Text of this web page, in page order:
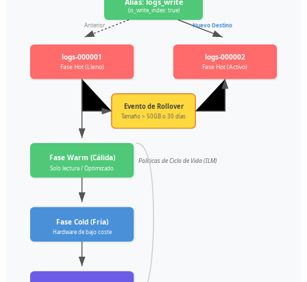
(is_write_index: true)
Anterior Nuevo Destino
logs-000001
Fase Hot (Lleno)
logs-000002
Fase Hot (Activo)
Evento de Rollover
Tamaño > 50GB o 30 días
Fase Warm (Cálida)
Solo lectura / Optimizado
Fase Cold (Fría)
Hardware de bajo coste
Políticas de Ciclo de Vida (ILM)